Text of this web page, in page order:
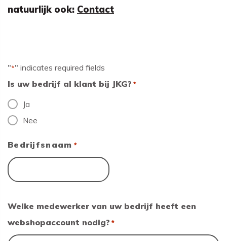
natuurlijk ook: Contact
"*" indicates required fields
Is uw bedrijf al klant bij JKG? *
Ja
Nee
Bedrijfsnaam *
Welke medewerker van uw bedrijf heeft een
webshopaccount nodig? *